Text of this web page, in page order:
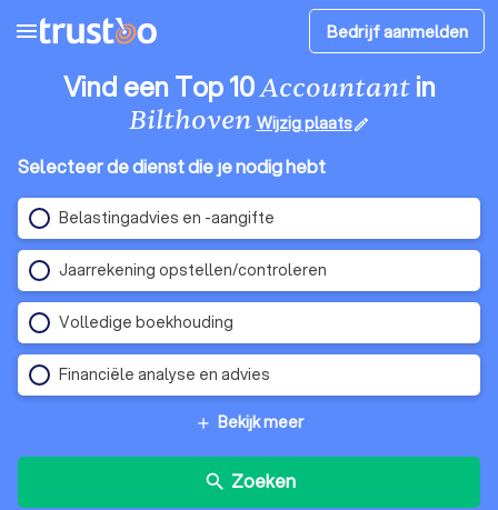
menu Bedrijf aanmelden
Vind een Top 10Accountantin
Bilthoven Wijzig plaatsedit
Selecteer de dienst die je nodig hebt
Belastingadvies en -aangifte
Jaarrekening opstellen/controleren
Volledige boekhouding
Financiële analyse en advies
add Bekijk meer
search Zoeken